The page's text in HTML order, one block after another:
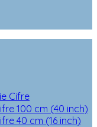
Cifre
100 cm (40 inch)
40 cm (16 inch)